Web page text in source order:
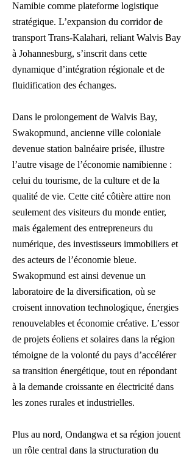
Namibie comme plateforme logistique
stratégique. L’expansion du corridor de
transport Trans-Kalahari, reliant Walvis Bay
à Johannesburg, s’inscrit dans cette
dynamique d’intégration régionale et de
fluidification des échanges.
Dans le prolongement de Walvis Bay,
Swakopmund, ancienne ville coloniale
devenue station balnéaire prisée, illustre
l’autre visage de l’économie namibienne :
celui du tourisme, de la culture et de la
qualité de vie. Cette cité côtière attire non
seulement des visiteurs du monde entier,
mais également des entrepreneurs du
numérique, des investisseurs immobiliers et
des acteurs de l’économie bleue.
Swakopmund est ainsi devenue un
laboratoire de la diversification, où se
croisent innovation technologique, énergies
renouvelables et économie créative. L’essor
de projets éoliens et solaires dans la région
témoigne de la volonté du pays d’accélérer
sa transition énergétique, tout en répondant
à la demande croissante en électricité dans
les zones rurales et industrielles.
Plus au nord, Ondangwa et sa région jouent
un rôle central dans la structuration du